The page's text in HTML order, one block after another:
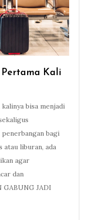
Kali
bisa menjadi
bagi
atau liburan, ada
agar
dan
GABUNG JADI